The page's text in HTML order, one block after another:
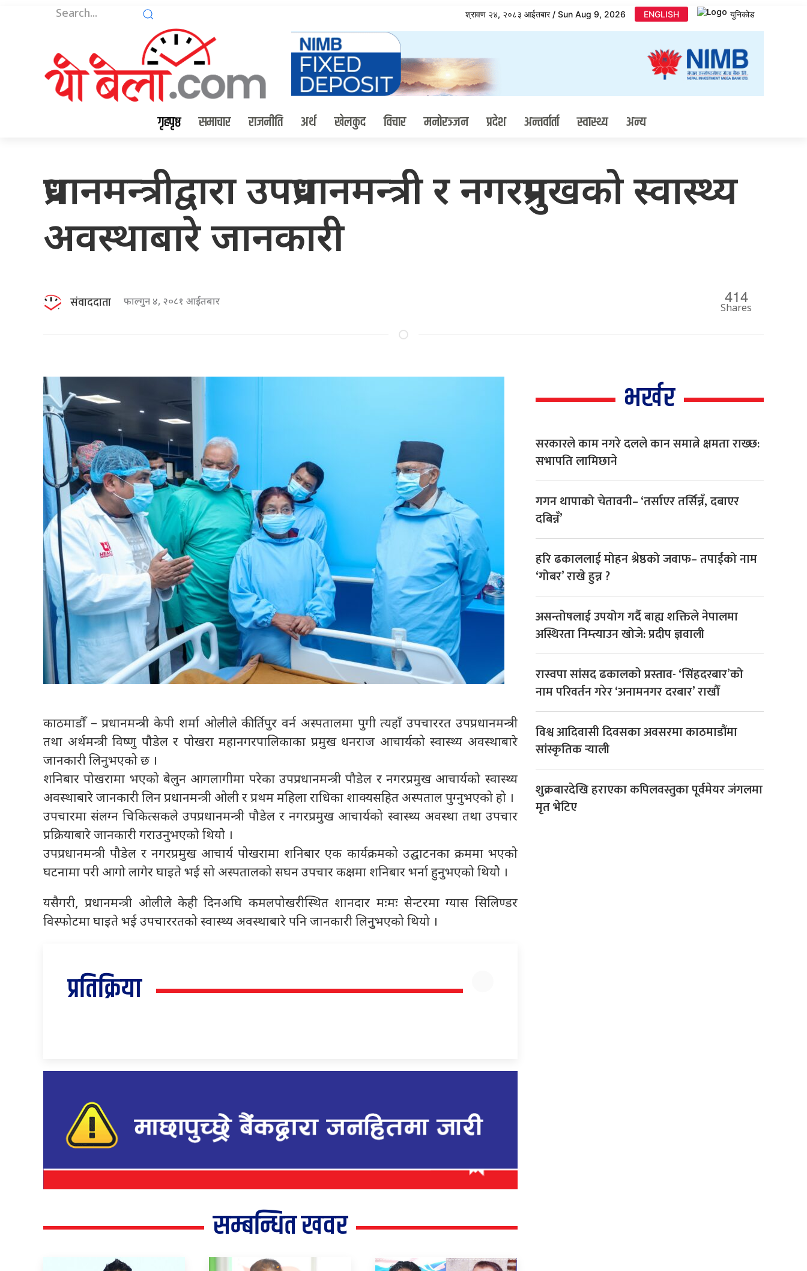
श्रावण २४, २०८३ आईतबार / Sun Aug 9, 2026 ENGLISH युनिकोड
गृहपृष्ठ समाचार राजनीति अर्थ खेलकुद विचार मनोरञ्जन प्रदेश अन्तर्वार्ता स्वास्थ्य अन्य
प्रधानमन्त्रीद्वारा उपप्रधानमन्त्री र नगरप्रमुखको स्वास्थ्य
अवस्थाबारे जानकारी
संवाददाता फाल्गुन ४, २०८१ आईतबार 414
Shares
काठमाडौँ – प्रधानमन्त्री केपी शर्मा ओलीले कीर्तिपुर वर्न अस्पतालमा पुगी त्यहाँ उपचाररत उपप्रधानमन्त्री
तथा अर्थमन्त्री विष्णु पौडेल र पोखरा महानगरपालिकाका प्रमुख धनराज आचार्यको स्वास्थ्य अवस्थाबारे
जानकारी लिनुभएको छ ।
शनिबार पोखरामा भएको बेलुन आगलागीमा परेका उपप्रधानमन्त्री पौडेल र नगरप्रमुख आचार्यको स्वास्थ्य
अवस्थाबारे जानकारी लिन प्रधानमन्त्री ओली र प्रथम महिला राधिका शाक्यसहित अस्पताल पुग्नुभएको हो ।
उपचारमा संलग्न चिकित्सकले उपप्रधानमन्त्री पौडेल र नगरप्रमुख आचार्यको स्वास्थ्य अवस्था तथा उपचार
प्रक्रियाबारे जानकारी गराउनुभएको थियोे ।
उपप्रधानमन्त्री पौडेल र नगरप्रमुख आचार्य पोखरामा शनिबार एक कार्यक्रमको उद्घाटनका क्रममा भएको
घटनामा परी आगो लागेर घाइते भई सो अस्पतालको सघन उपचार कक्षमा शनिबार भर्ना हुनुभएको थियोे ।
यसैगरी, प्रधानमन्त्री ओलीले केही दिनअघि कमलपोखरीस्थित शानदार मःमः सेन्टरमा ग्यास सिलिण्डर
विस्फोटमा घाइते भई उपचाररतको स्वास्थ्य अवस्थाबारे पनि जानकारी लिनुुभएको थियो ।
प्रतिक्रिया
सम्बन्धित खवर
भर्खर
सरकारले काम नगरे दलले कान समात्ने क्षमता राख्छ:
सभापति लामिछाने
गगन थापाको चेतावनी– ‘तर्साएर तर्सिन्नँ, दबाएर
दबिन्नँ’
हरि ढकाललाई मोहन श्रेष्ठको जवाफ– तपाईंको नाम
‘गोबर’ राखे हुन्न ?
असन्तोषलाई उपयोग गर्दै बाह्य शक्तिले नेपालमा
अस्थिरता निम्त्याउन खोजे: प्रदीप ज्ञवाली
रास्वपा सांसद ढकालकाे प्रस्ताव- ‘सिंहदरबार’को
नाम परिवर्तन गरेर ‘अनामनगर दरबार’ राखौँ
विश्व आदिवासी दिवसका अवसरमा काठमाडौंमा
सांस्कृतिक र्‍याली
शुक्रबारदेखि हराएका कपिलवस्तुका पूर्वमेयर जंगलमा
मृत भेटिए